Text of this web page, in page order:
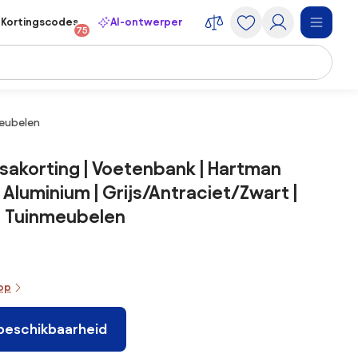
Kortingscodes
75
AI-ontwerper
| Voetenbank | Hartman
Aluminium | Grijs/Antraciet/Zwart |
Tuinmeubelen